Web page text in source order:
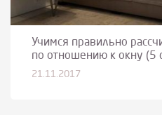
Учимся правильно
по отношению к окну (5
21.11.2017